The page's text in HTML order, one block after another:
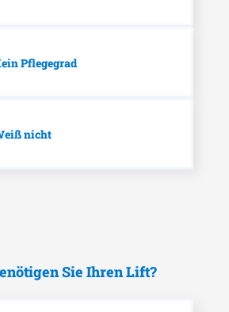
Pflegegrad
nicht
Sie Ihren Lift?